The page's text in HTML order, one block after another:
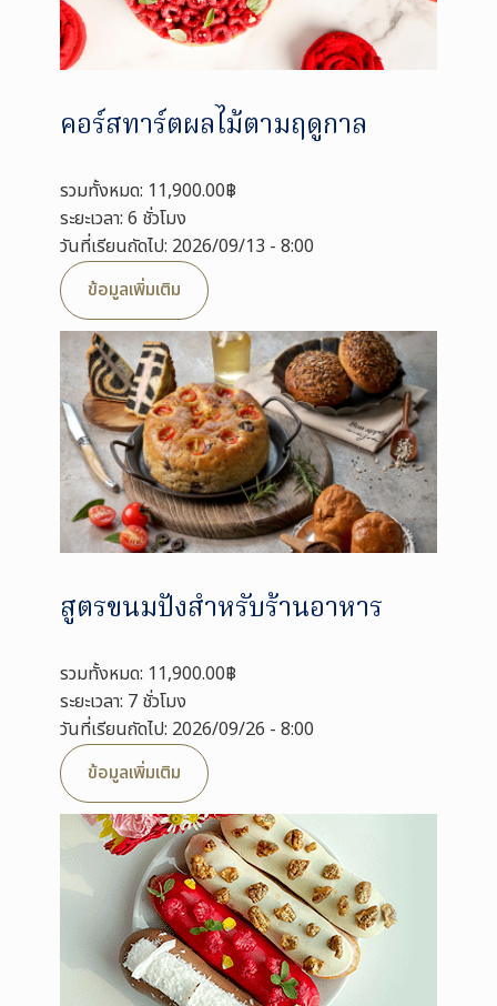
คอร์สทาร์ตผลไม้ตามฤดูกาล
รวมทั้งหมด: 11,900.00฿
ระยะเวลา: 6 ชั่วโมง
วันที่เรียนถัดไป: 2026/09/13 - 8:00
ข้อมูลเพิ่มเติม
สูตรขนมปังสำหรับร้านอาหาร
รวมทั้งหมด: 11,900.00฿
ระยะเวลา: 7 ชั่วโมง
วันที่เรียนถัดไป: 2026/09/26 - 8:00
ข้อมูลเพิ่มเติม